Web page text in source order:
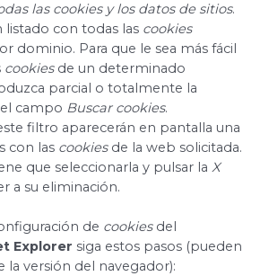
las cookiesy los datos de sitios.
listado con todas las cookies
dominio. Para que le sea más fácil
cookiesde un determinado
parcial o totalmente la
campo Buscar cookies.
filtro aparecerán en pantalla una
con las cookiesde la web solicitada.
que seleccionarla y pulsar la X
a su eliminación.
de cookiesdel
Explorer siga estos pasos (pueden
la versión del navegador):